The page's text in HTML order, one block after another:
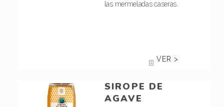
las mermeladas caseras.
VER >
SIROPE DE
AGAVE